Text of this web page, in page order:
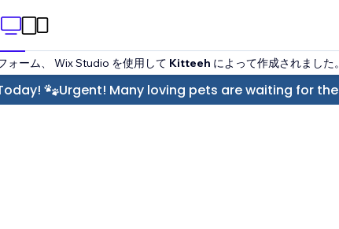
ォーム、 Wix Studio を使用して Kitteeh によって作成されました。